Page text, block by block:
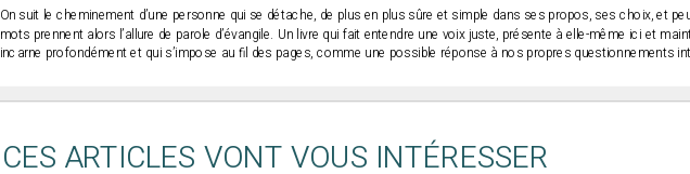
On suit le cheminement d’une personne qui se détache, de plus en plus sûre et simple dans ses propos, ses choix, et
mots prennent alors l’allure de parole d’évangile. Un livre qui fait entendre une voix juste, présente à elle-même ici et
incarne profondément et qui s’impose au fil des pages, comme une possible réponse à nos propres questionnements
CES ARTICLES VONT VOUS INTÉRESSER